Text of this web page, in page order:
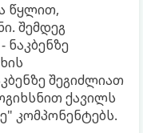
წყლით,
შემდეგ
ნაკბენზე
შეგიძლიათ
ქავილს
კომპონენტებს.